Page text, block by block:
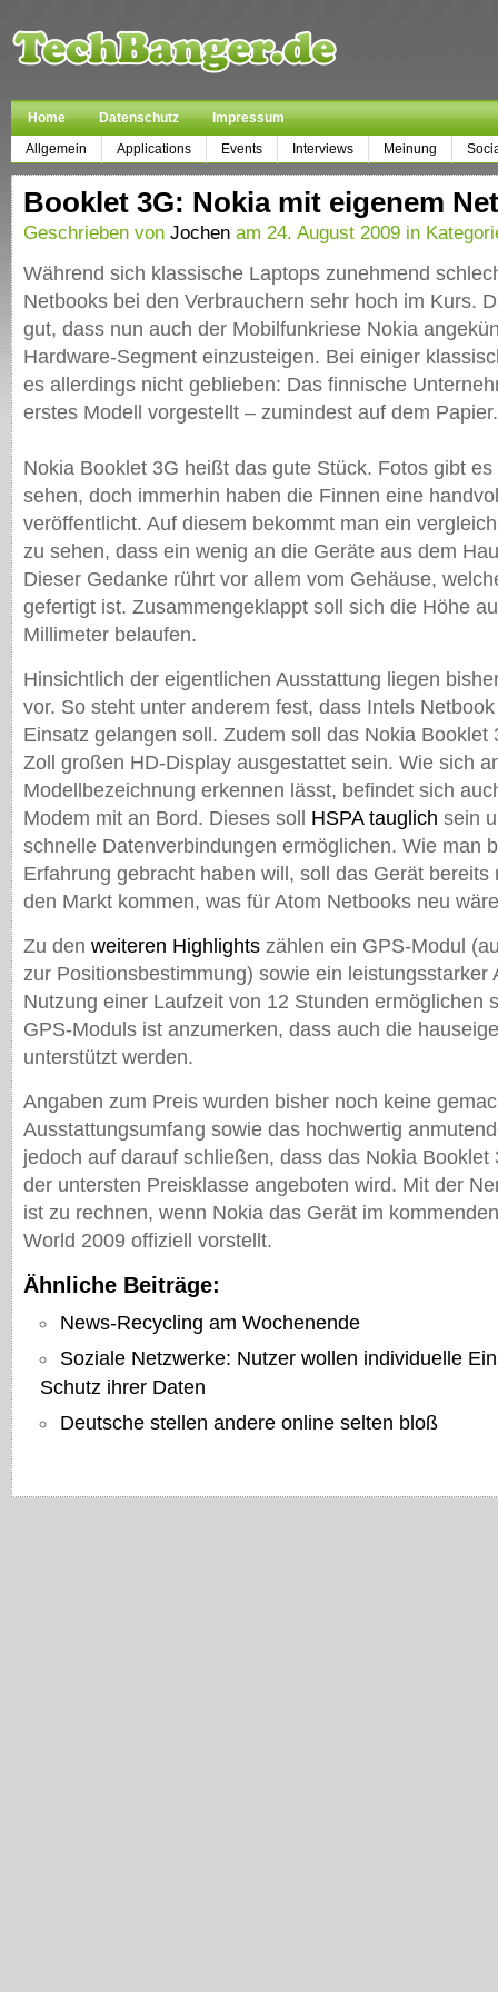
Home Datenschutz
Impressum
Allgemein
Applications Events Interviews Meinung
Booklet 3G: Nokia mit eigenem
Geschrieben von Jochen am 24. August 2009 in
Während sich klassische Laptops zunehmend
Netbooks bei den Verbrauchern sehr hoch im Kurs.
gut, dass nun auch der Mobilfunkriese Nokia
Hardware-Segment einzusteigen. Bei einiger
es allerdings nicht geblieben: Das finnische
erstes Modell vorgestellt – zumindest auf dem Papier.
Nokia Booklet 3G heißt das gute Stück. Fotos gibt
sehen, doch immerhin haben die Finnen eine
veröffentlicht. Auf diesem bekommt man ein
zu sehen, dass ein wenig an die Geräte aus dem
Dieser Gedanke rührt vor allem vom Gehäuse,
gefertigt ist. Zusammengeklappt soll sich die Höhe
Millimeter belaufen.
Hinsichtlich der eigentlichen Ausstattung liegen
vor. So steht unter anderem fest, dass Intels
Einsatz gelangen soll. Zudem soll das Nokia Booklet
Zoll großen HD-Display ausgestattet sein. Wie sich
Modellbezeichnung erkennen lässt, befindet sich
Modem mit an Bord. Dieses soll HSPA tauglich sein
schnelle Datenverbindungen ermöglichen. Wie man
Erfahrung gebracht haben will, soll das Gerät bereits
den Markt kommen, was für Atom Netbooks neu
Zu den weiteren Highlights zählen ein GPS-Modul
zur Positionsbestimmung) sowie ein leistungsstarker
Nutzung einer Laufzeit von 12 Stunden ermöglichen
GPS-Moduls ist anzumerken, dass auch die
unterstützt werden.
Angaben zum Preis wurden bisher noch keine
Ausstattungsumfang sowie das hochwertig
jedoch auf darauf schließen, dass das Nokia Booklet
der untersten Preisklasse angeboten wird. Mit der
ist zu rechnen, wenn Nokia das Gerät im
World 2009 offiziell vorstellt.
Ähnliche Beiträge:
News-Recycling am Wochenende
Soziale Netzwerke: Nutzer wollen individuelle
Schutz ihrer Daten
Deutsche stellen andere online selten bloß